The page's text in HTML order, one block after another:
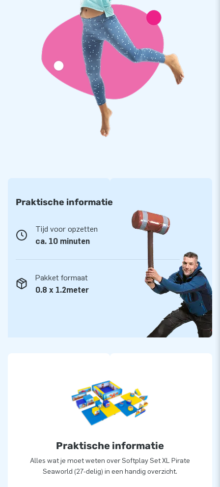
met vrolijke vissen, zee details en kun je opbergen in een
Unieke Pirate Softplay speelsets bestel je bij JB
We staan bekend om ons ruime assortiment springkastelen
en allerlei andere inflatables en objecten. Met het door ons
ontwikkelde Softplay assortiment biedt je een veilige
speelomgeving en kunnen kinderen hun fantasie en energie
hierop los laten. Je ziet Softplay bijvoorbeeld terug in
kinderdagverblijven, restaurants, musea en binnenspeeltuinen.
Voor welke Softplay variant kies jij?
Praktische informatie
Tijd voor opzetten
ca. 10 minuten
Pakket formaat
0.8 x 1.2meter
Praktische informatie
Alles wat je moet weten over Softplay Set XL Pirate
Seaworld (27-delig) in een handig overzicht.